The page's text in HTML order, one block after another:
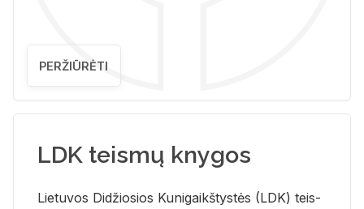
PERŽIŪRĖTI
LDK teismų knygos
Lie­tu­vos Di­džio­sios Ku­ni­gaikš­tys­tės (LDK) teis­